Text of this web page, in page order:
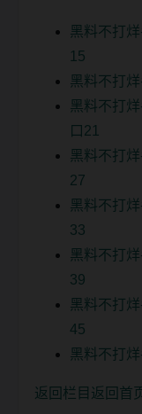
黑料不打
15
黑料不打
黑料不打
口21
黑料不打
27
黑料不打
33
黑料不打
39
黑料不打
45
黑料不打
返回栏目 返回首